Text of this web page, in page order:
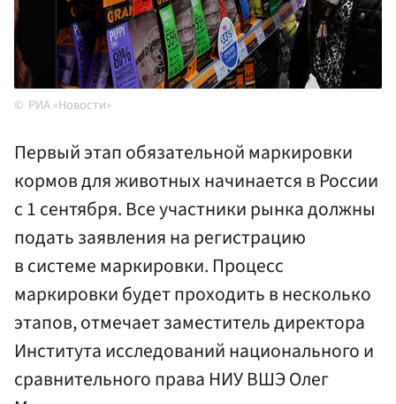
РИА «Новости»
Первый этап обязательной маркировки
кормов для животных начинается в России
с 1 сентября. Все участники рынка должны
подать заявления на регистрацию
в системе маркировки. Процесс
маркировки будет проходить в несколько
этапов, отмечает заместитель директора
Института исследований национального и
сравнительного права НИУ ВШЭ Олег